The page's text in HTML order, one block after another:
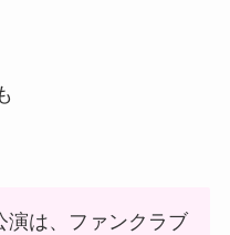
演は、ファンクラブ